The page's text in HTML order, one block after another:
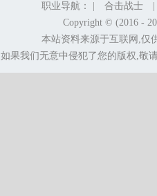
职业导航： | 合击战士
Copyright © (2016 -
本站资料来源于互联网,仅
如果我们无意中侵犯了您的版权,敬